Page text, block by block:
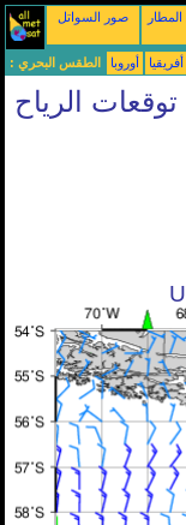
صور السواتل
الطقس البحري : أوروبا أفريقيا
الرياح